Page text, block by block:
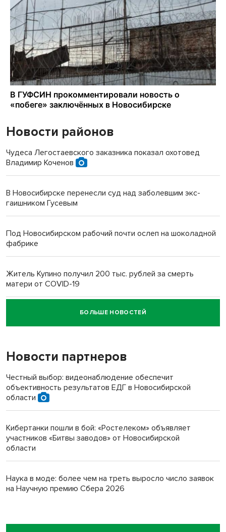
Новости районов
Чудеса Легостаевского заказника показал охотовед
Владимир Коченов
В Новосибирске перенесли суд над заболевшим экс-
гаишником Гусевым
Под Новосибирском рабочий почти ослеп на шоколадной
фабрике
Житель Купино получил 200 тыс. рублей за смерть
матери от COVID-19
Новосибирский суд наказал водителя за смерть
пенсионерки на вокзале
БОЛЬШЕ НОВОСТЕЙ
Новости партнеров
Честный выбор: видеонаблюдение обеспечит
объективность результатов ЕДГ в Новосибирской
области
Кибертанки пошли в бой: «Ростелеком» объявляет
участников «Битвы заводов» от Новосибирской
области
Наука в моде: более чем на треть выросло число заявок
на Научную премию Сбера 2026